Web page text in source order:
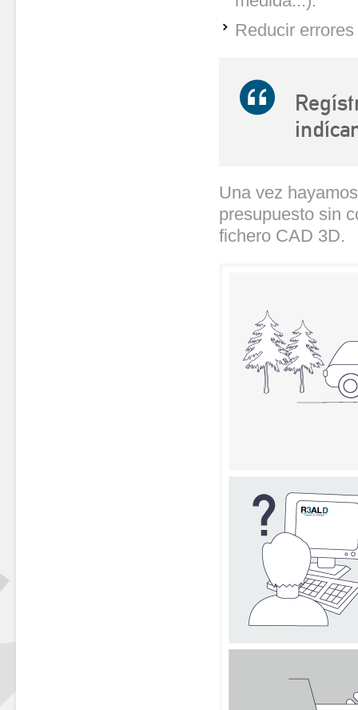
Reducir
Una vez
presupuesto sin
fichero CAD 3D.